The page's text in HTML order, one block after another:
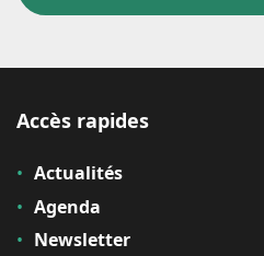
Accès rapides
Actualités
Agenda
Newsletter